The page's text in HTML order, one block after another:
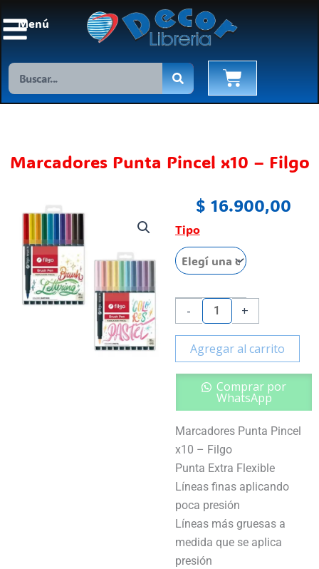
al
Menú
Search Cart
Marcadores Punta Pincel x10 – Filgo
$ 16.900,00
Marcadores Punta Pincel
x10 – Filgo
Punta Extra Flexible
Líneas finas aplicando
poca presión
Líneas más gruesas a
medida que se aplica
presión
Tipo
-
Marcadores
Punta
Pincel
-
Filgo
cantidad
+
Agregar al carrito
Comprar por
WhatsApp